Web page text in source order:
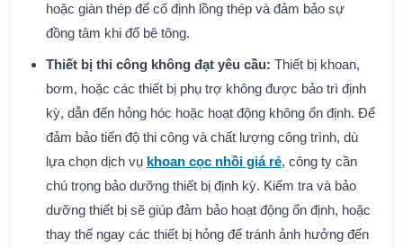
hoặc giàn thép để cố định lồng thép và đảm bảo sự
đồng tâm khi đổ bê tông.
Thiết bị thi công không đạt yêu cầu: Thiết bị khoan,
bơm, hoặc các thiết bị phụ trợ không được bảo trì định
kỳ, dẫn đến hỏng hóc hoặc hoạt động không ổn định. Để
đảm bảo tiến độ thi công và chất lượng công trình, dù
lựa chọn dịch vụ khoan cọc nhồi giá rẻ, công ty cần
chú trọng bảo dưỡng thiết bị định kỳ. Kiểm tra và bảo
dưỡng thiết bị sẽ giúp đảm bảo hoạt động ổn định, hoặc
thay thế ngay các thiết bị hỏng để tránh ảnh hưởng đến